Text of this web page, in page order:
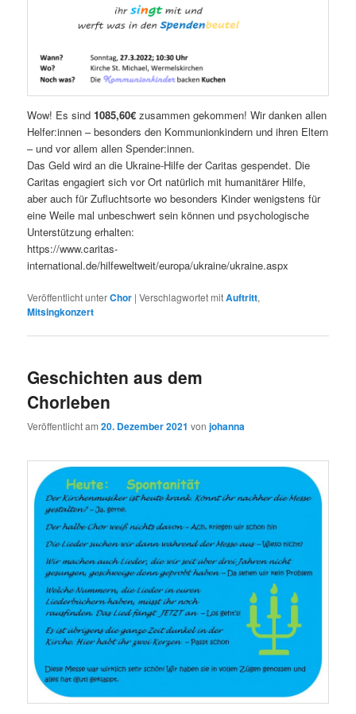
Wow! Es sind1085,60€zusammen gekommen! Wir danken allen
Helfer:innen – besonders den Kommunionkindern und ihren Eltern
– und vor allem allen Spender:innen.
Das Geld wird an die Ukraine-Hilfe der Caritas gespendet. Die
Caritas engagiert sich vor Ort natürlich mit humanitärer Hilfe,
aber auch für Zufluchtsorte wo besonders Kinder wenigstens für
eine Weile mal unbeschwert sein können und psychologische
Unterstützung erhalten:
https://www.caritas-
international.de/hilfeweltweit/europa/ukraine/ukraine.aspx
Veröffentlicht unterChor |Verschlagwortet mitAuftritt,
Mitsingkonzert
Geschichten aus dem
Chorleben
Veröffentlicht am20. Dezember 2021 vonjohanna